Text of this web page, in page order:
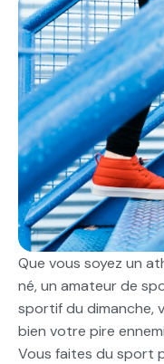
Que vous soyez un
né, un amateur de
sportif du dimanche,
bien votre pire
Vous faites du sport